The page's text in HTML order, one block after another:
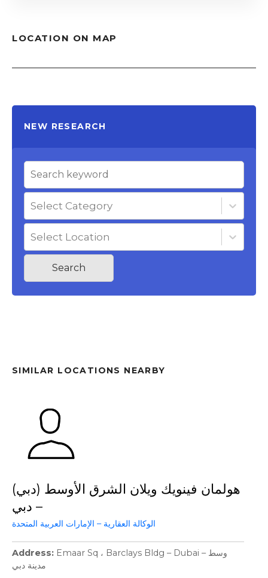
LOCATION ON MAP
NEW RESEARCH
Select Category
Select Location
Search
SIMILAR LOCATIONS NEARBY
هولمان فينويك ويلان الشرق الأوسط (دبي)
– دبي
الوكالة العقارية – الإمارات العربية المتحدة
Address
Emaar Sq ، Barclays Bldg – Dubai – وسط
مدينة دبي